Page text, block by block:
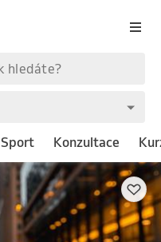
Sport Konzultace